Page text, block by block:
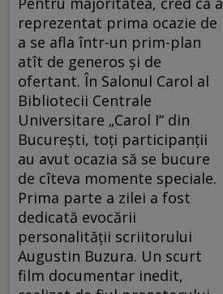
reprezentat prima ocazie de
a se afla într-un prim-plan
atît de generos și de
ofertant. În Salonul Carol al
Bibliotecii Centrale
Universitare „Carol I“ din
București, toți participanții
au avut ocazia să se bucure
de cîteva momente speciale.
Prima parte a zilei a fost
dedicată evocării
personalității scriitorului
Augustin Buzura. Un scurt
film documentar inedit,